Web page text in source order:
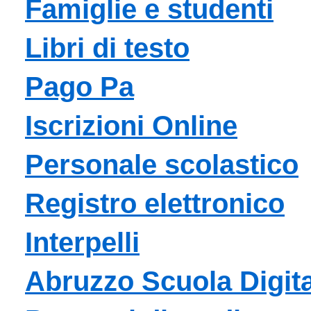
Famiglie e studenti
Libri di testo
Pago Pa
Iscrizioni Online
Personale scolastico
Registro elettronico
Interpelli
Abruzzo Scuola